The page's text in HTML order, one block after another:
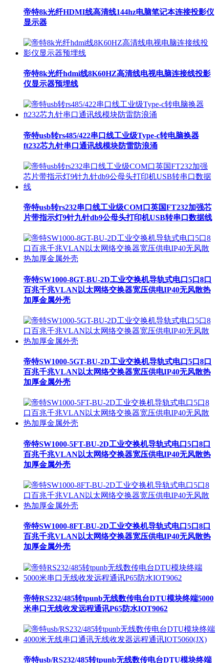
帝特8k光纤HDMI线高清线144hz电脑笔记本连接投影仪
显示器
帝特8k光纤hdmi线8K60HZ高清线电视电脑连接线投影
仪显示器预埋线
帝特usb转rs485/422串口线工业级Type-c转电脑换器
ft232芯九针串口通讯线模块防雷防浪涌
帝特usb转rs232串口线工业级COM口英国FT232加强芯
片带指示灯9针九针db9公母头打印机USB转串口数据线
帝特SW1000-8GT-BU-2D工业交换机导轨式电口5口8口
百兆千兆VLAN以太网络交换器宽压供电IP40无风散热
加厚金属外壳
帝特SW1000-5GT-BU-2D工业交换机导轨式电口5口8口
百兆千兆VLAN以太网络交换器宽压供电IP40无风散热
加厚金属外壳
帝特SW1000-5FT-BU-2D工业交换机导轨式电口5口8口
百兆千兆VLAN以太网络交换器宽压供电IP40无风散热
加厚金属外壳
帝特SW1000-8FT-BU-2D工业交换机导轨式电口5口8口
百兆千兆VLAN以太网络交换器宽压供电IP40无风散热
加厚金属外壳
帝特RS232/485转tpunb无线数传电台DTU模块终端5000
米串口无线收发远程通讯P65防水IOT9062
帝特usb/RS232/485转tpunb无线数传电台DTU模块终端